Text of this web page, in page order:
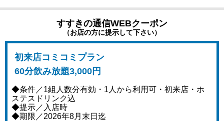
すすきの通信WEBクーポン
（お店の方に提示して下さい）
初来店コミコミプラン
60分飲み放題3,000円
◆条件／1組人数分有効・1人から利用可・初来店・ホ
ステスドリンク込
◆提示／入店時
◆期限／2026年8月末日迄